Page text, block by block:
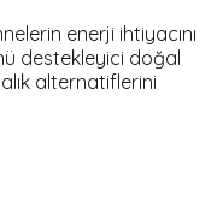
enerji ihtiyacını
destekleyici doğal
alternatiflerini